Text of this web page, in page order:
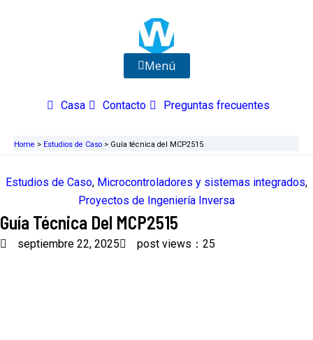
Menú
Casa Contacto Preguntas frecuentes
Home > Estudios de Caso > Guía técnica del MCP2515
Estudios de Caso, Microcontroladores y sistemas integrados,
Proyectos de Ingeniería Inversa
Guía Técnica Del MCP2515
septiembre 22, 2025 post views：25